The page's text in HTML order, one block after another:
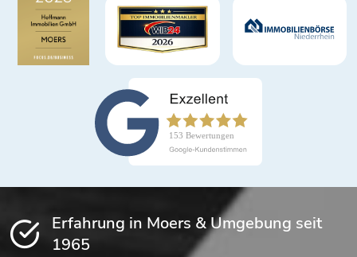
Erfahrung in Moers & Umgebung seit
1965